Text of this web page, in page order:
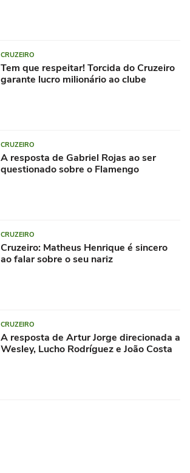
CRUZEIRO
Tem que respeitar! Torcida do Cruzeiro
garante lucro milionário ao clube
CRUZEIRO
A resposta de Gabriel Rojas ao ser
questionado sobre o Flamengo
CRUZEIRO
Cruzeiro: Matheus Henrique é sincero
ao falar sobre o seu nariz
CRUZEIRO
A resposta de Artur Jorge direcionada a
Wesley, Lucho Rodríguez e João Costa